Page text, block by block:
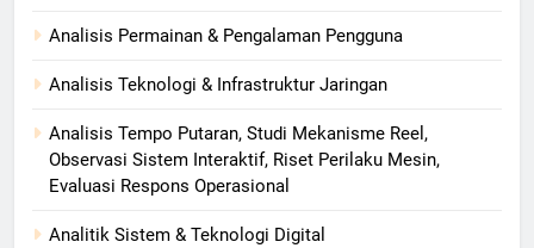
Analisis Permainan & Pengalaman Pengguna
Analisis Teknologi & Infrastruktur Jaringan
Analisis Tempo Putaran, Studi Mekanisme Reel,
Observasi Sistem Interaktif, Riset Perilaku Mesin,
Evaluasi Respons Operasional
Analitik Sistem & Teknologi Digital